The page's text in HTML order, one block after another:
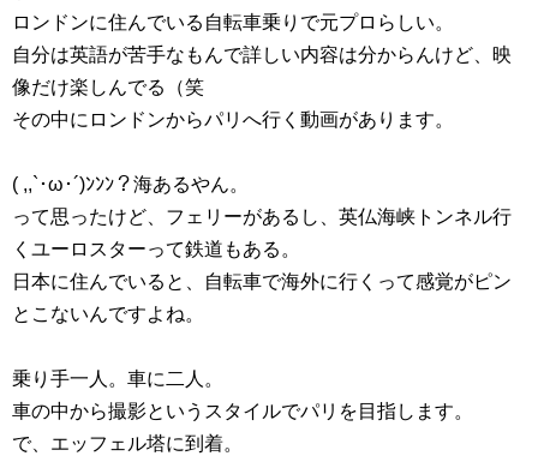
ロンドンに住んでいる自転車乗りで元プロらしい。
自分は英語が苦手なもんで詳しい内容は分からんけど、映
像だけ楽しんでる（笑
その中にロンドンからパリへ行く動画があります。
( ,,`･ω･´)ﾝﾝﾝ？海あるやん。
って思ったけど、フェリーがあるし、英仏海峡トンネル行
くユーロスターって鉄道もある。
日本に住んでいると、自転車で海外に行くって感覚がピン
とこないんですよね。
乗り手一人。車に二人。
車の中から撮影というスタイルでパリを目指します。
で、エッフェル塔に到着。